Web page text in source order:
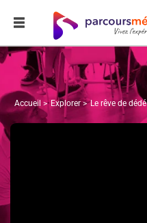
Accueil Explorer Le rêve de dédé